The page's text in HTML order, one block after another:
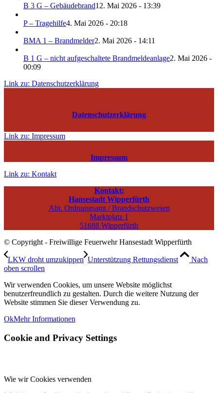
B 3 G – Gebäudebrand12. Mai 2026 - 13:39
P – Tragehilfe4. Mai 2026 - 20:18
BMA 1 – Brandmelder2. Mai 2026 - 14:11
B 1 G – nicht aufgeschaltete Brandmeldeanlage2. Mai 2026 -
00:09
Link zu: Datenschutzerklärung
Datenschutzerklärung
Link zu: Impressum
Impressum
Link zu: Kontakt
Kontakt:
Hansestadt Wipperfürth
Abt. Ordnungsamt / Brandschutzwesen
Marktplatz 1
51688 Wipperfürth
© Copyright - Freiwillige Feuerwehr Hansestadt Wipperfürth
LKW droht umzukippen Unterstützung Rettungsdienst
Nach
oben scrollen
Wir verwenden Cookies, um unsere Website möglichst
benutzerfreundlich zu gestalten. Durch die weitere Nutzung der
Website stimmen Sie dieser Verwendung zu.
OkMehr Informationen
Cookie and Privacy Settings
Wie wir Cookies verwenden